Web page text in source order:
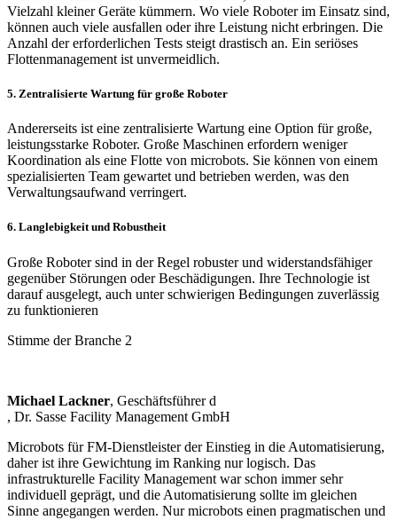
Vielzahl kleiner Geräte kümmern. Wo viele Roboter im Einsatz sind,
können auch viele ausfallen oder ihre Leistung nicht erbringen. Die
Anzahl der erforderlichen Tests steigt drastisch an. Ein seriöses
Flottenmanagement ist unvermeidlich.
5. Zentralisierte Wartung für große Roboter
Andererseits ist eine zentralisierte Wartung eine Option für große,
leistungsstarke Roboter. Große Maschinen erfordern weniger
Koordination als eine Flotte von microbots. Sie können von einem
spezialisierten Team gewartet und betrieben werden, was den
Verwaltungsaufwand verringert.
6. Langlebigkeit und Robustheit
Große Roboter sind in der Regel robuster und widerstandsfähiger
gegenüber Störungen oder Beschädigungen. Ihre Technologie ist
darauf ausgelegt, auch unter schwierigen Bedingungen zuverlässig
zu funktionieren
Stimme der Branche 2
Michael Lackner, Geschäftsführer d
, Dr. Sasse Facility Management GmbH
Microbots für FM-Dienstleister der Einstieg in die Automatisierung,
daher ist ihre Gewichtung im Ranking nur logisch. Das
infrastrukturelle Facility Management war schon immer sehr
individuell geprägt, und die Automatisierung sollte im gleichen
Sinne angegangen werden. Nur microbots einen pragmatischen und